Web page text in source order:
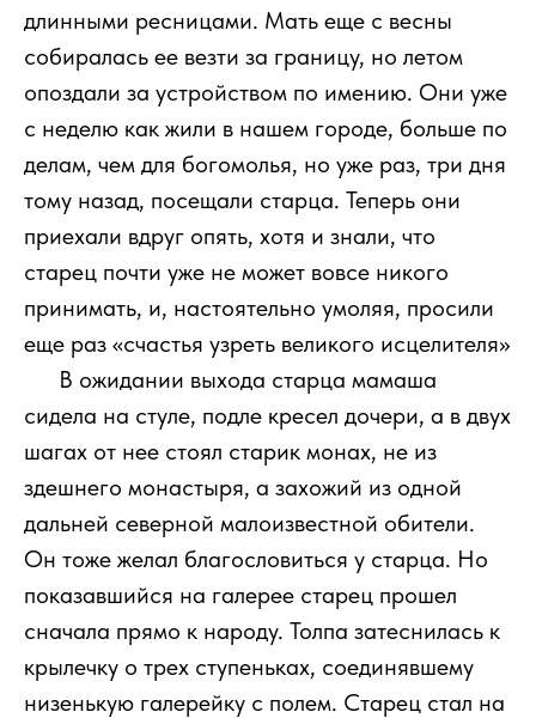
длинными ресницами. Мать еще с весны
собиралась ее везти за границу, но летом
опоздали за устройством по имению. Они уже
с неделю как жили в нашем городе, больше по
делам, чем для богомолья, но уже раз, три дня
тому назад, посещали старца. Теперь они
приехали вдруг опять, хотя и знали, что
старец почти уже не может вовсе никого
принимать, и, настоятельно умоляя, просили
еще раз «счастья узреть великого исцелителя»
В ожидании выхода старца мамаша
сидела на стуле, подле кресел дочери, а в двух
шагах от нее стоял старик монах, не из
здешнего монастыря, а захожий из одной
дальней северной малоизвестной обители.
Он тоже желал благословиться у старца. Но
показавшийся на галерее старец прошел
сначала прямо к народу. Толпа затеснилась к
крылечку о трех ступеньках, соединявшему
низенькую галерейку с полем. Старец стал на